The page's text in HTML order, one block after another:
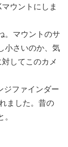
ウントにしま
。マウントのサ
小さいのか、気
してこのカメ
ジファインダー
ました。昔の